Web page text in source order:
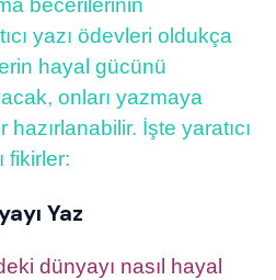
becerilerinin
yazı ödevleri oldukça
hayal gücünü
onları yazmaya
İşte yaratıcı
fikirler:
Yaz
dünyayı nasıl hayal